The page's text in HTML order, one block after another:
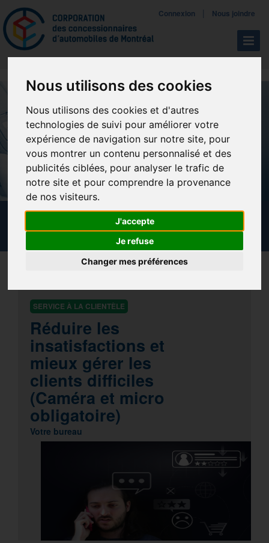
Nous utilisons des cookies
Nous utilisons des cookies et d'autres
technologies de suivi pour améliorer votre
expérience de navigation sur notre site, pour
vous montrer un contenu personnalisé et des
publicités ciblées, pour analyser le trafic de
notre site et pour comprendre la provenance
de nos visiteurs.
J'accepte
Je refuse
Changer mes préférences
Mettreà jour vos préférences de témoins
Connexion Nous joindre
CALENDRIER DES FORMATIONS
SERVICE À LA CLIENTÈLE
Réduire les
insatisfactions et
mieux gérer les
clients difficiles
(Caméra et micro
obligatoire)
Votre bureau